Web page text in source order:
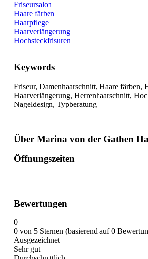
Friseursalon
Haare färben
Haarpflege
Haarverlängerung
Hochsteckfrisuren
Keywords
Friseur, Damenhaarschnitt, Haare färben,
Haarverlängerung, Herrenhaarschnitt,
Nageldesign, Typberatung
Über Marina von der Gathen
Öffnungszeiten
Bewertungen
0
0 von 5 Sternen (basierend auf 0
Ausgezeichnet
Sehr gut